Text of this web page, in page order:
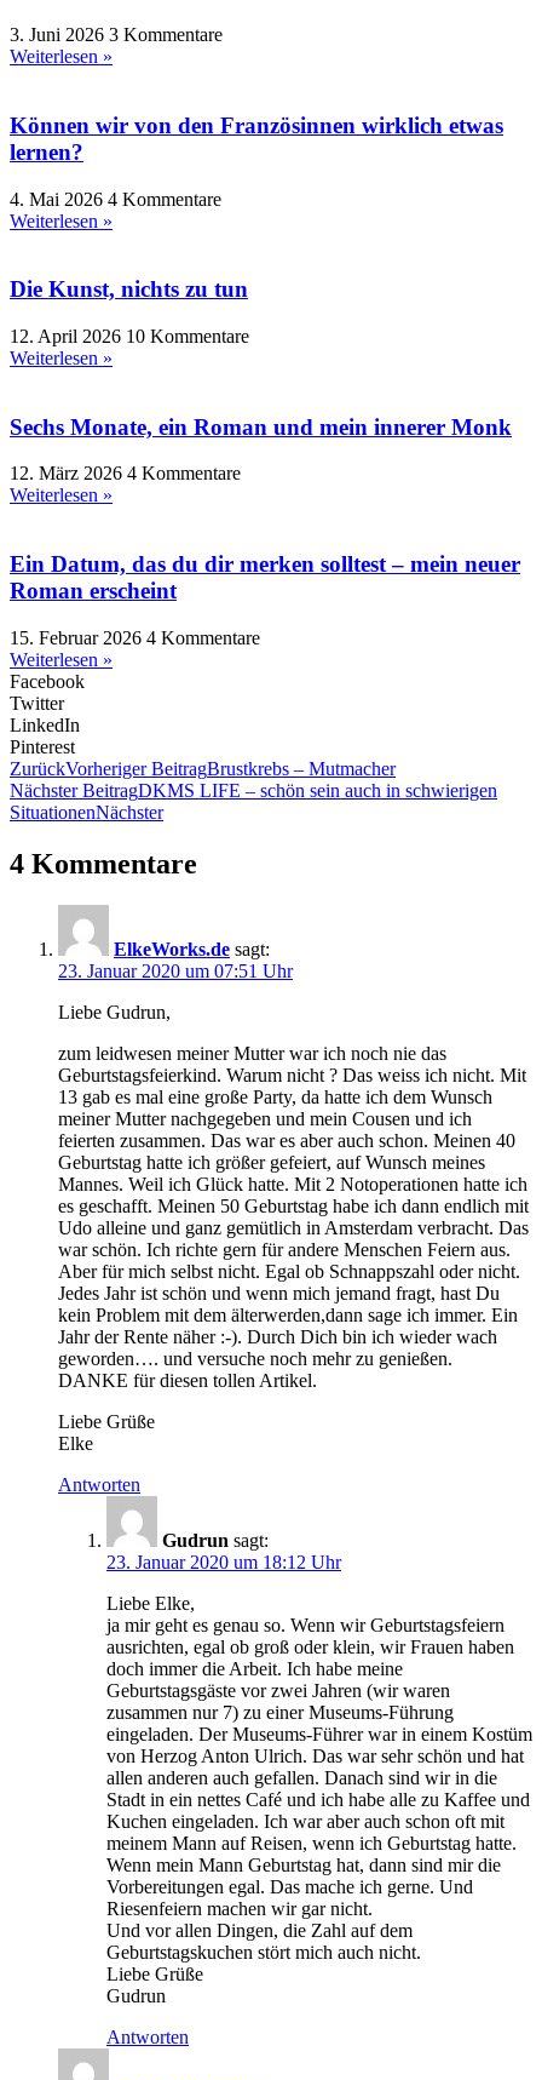
3. Juni 2026 3 Kommentare
Weiterlesen »
Können wir von den Französinnen wirklich etwas
lernen?
4. Mai 2026 4 Kommentare
Weiterlesen »
Die Kunst, nichts zu tun
12. April 2026 10 Kommentare
Weiterlesen »
Sechs Monate, ein Roman und mein innerer Monk
12. März 2026 4 Kommentare
Weiterlesen »
Ein Datum, das du dir merken solltest – mein neuer
Roman erscheint
15. Februar 2026 4 Kommentare
Weiterlesen »
Facebook
Twitter
LinkedIn
Pinterest
ZurückVorheriger BeitragBrustkrebs – Mutmacher
Nächster BeitragDKMS LIFE – schön sein auch in schwierigen
SituationenNächster
4 Kommentare
ElkeWorks.de sagt:
23. Januar 2020 um 07:51 Uhr
Liebe Gudrun,
zum leidwesen meiner Mutter war ich noch nie das
Geburtstagsfeierkind. Warum nicht ? Das weiss ich nicht. Mit
13 gab es mal eine große Party, da hatte ich dem Wunsch
meiner Mutter nachgegeben und mein Cousen und ich
feierten zusammen. Das war es aber auch schon. Meinen 40
Geburtstag hatte ich größer gefeiert, auf Wunsch meines
Mannes. Weil ich Glück hatte. Mit 2 Notoperationen hatte ich
es geschafft. Meinen 50 Geburtstag habe ich dann endlich mit
Udo alleine und ganz gemütlich in Amsterdam verbracht. Das
war schön. Ich richte gern für andere Menschen Feiern aus.
Aber für mich selbst nicht. Egal ob Schnappszahl oder nicht.
Jedes Jahr ist schön und wenn mich jemand fragt, hast Du
kein Problem mit dem älterwerden,dann sage ich immer. Ein
Jahr der Rente näher :-). Durch Dich bin ich wieder wach
geworden…. und versuche noch mehr zu genießen.
DANKE für diesen tollen Artikel.
Liebe Grüße
Elke
Antworten
Gudrun sagt:
23. Januar 2020 um 18:12 Uhr
Liebe Elke,
ja mir geht es genau so. Wenn wir Geburtstagsfeiern
ausrichten, egal ob groß oder klein, wir Frauen haben
doch immer die Arbeit. Ich habe meine
Geburtstagsgäste vor zwei Jahren (wir waren
zusammen nur 7) zu einer Museums-Führung
eingeladen. Der Museums-Führer war in einem Kostüm
von Herzog Anton Ulrich. Das war sehr schön und hat
allen anderen auch gefallen. Danach sind wir in die
Stadt in ein nettes Café und ich habe alle zu Kaffee und
Kuchen eingeladen. Ich war aber auch schon oft mit
meinem Mann auf Reisen, wenn ich Geburtstag hatte.
Wenn mein Mann Geburtstag hat, dann sind mir die
Vorbereitungen egal. Das mache ich gerne. Und
Riesenfeiern machen wir gar nicht.
Und vor allen Dingen, die Zahl auf dem
Geburtstagskuchen stört mich auch nicht.
Liebe Grüße
Gudrun
Antworten